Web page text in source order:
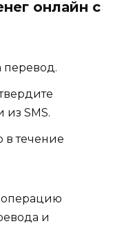
онлайн с
перевод.
SMS.
в течение
операцию
и